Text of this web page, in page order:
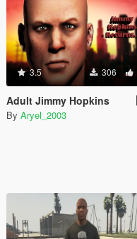
3.5 306
Adult Jimmy Hopkins
By Aryel_2003